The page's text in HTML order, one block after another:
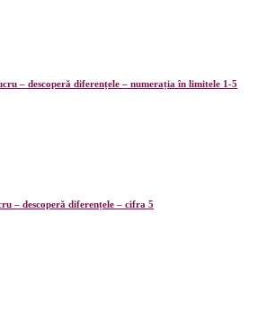
– descoperă diferențele – numerația în limitele 1-5
– descoperă diferențele – cifra 5